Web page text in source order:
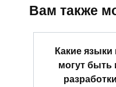
Вам также
Какие
могут быть